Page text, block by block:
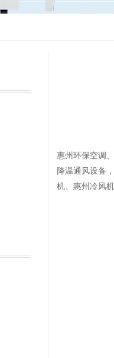
惠州环保空调
降温通风设备
机、惠州冷风